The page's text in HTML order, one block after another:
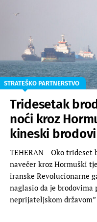
STRATEŠKO PARTNERSTVO
Tridesetak
noći kroz
kineski brodovi
TEHERAN – Oko trideset
navečer kroz Hormuški
iranske Revolucionarne
naglasio da je brodovima
neprijateljskom